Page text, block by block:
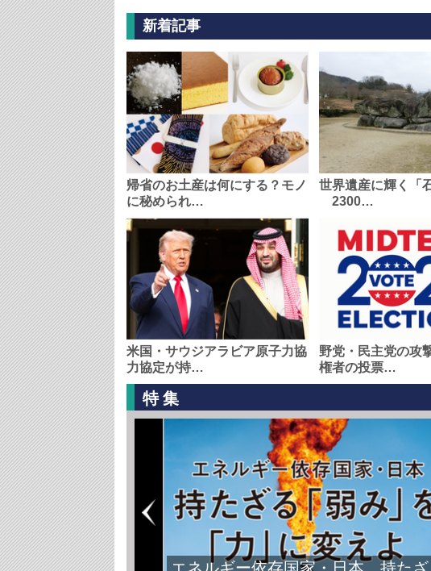
新着記事
帰省のお土産は何にする？モノ
に秘められ…
世界遺産に輝く「
2300…
米国・サウジアラビア原子力協
力協定が持…
野党・民主党の攻
権者の投票…
特集